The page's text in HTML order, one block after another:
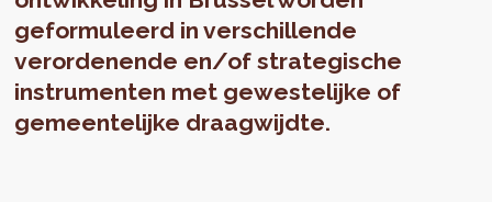
geformuleerd in verschillende
verordenende en/of strategische
instrumenten met gewestelijke of
gemeentelijke draagwijdte.